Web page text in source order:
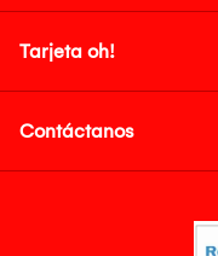
Tarjeta oh!
Contáctanos